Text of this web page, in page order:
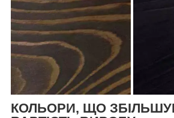
КОЛЬОРИ, ЩО